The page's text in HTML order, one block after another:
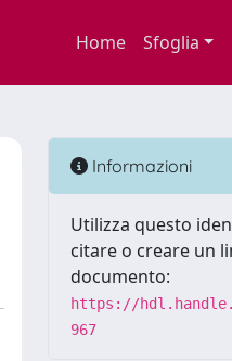
Home Sfoglia
Informazioni
Utilizza questo
citare o creare un
documento:
https://
967